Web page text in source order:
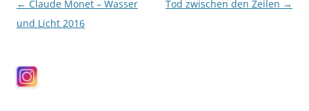
Beitragsnavigation
← Claude Monet – Wasser
und Licht 2016
Tod zwischen den Zeilen →